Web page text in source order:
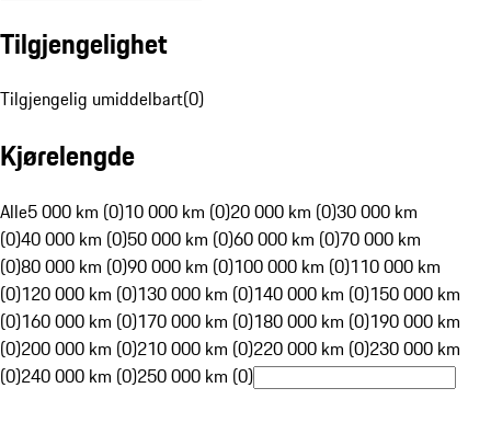
Tilgjengelighet
Tilgjengelig umiddelbart(0)
Kjørelengde
Alle5 000 km (0)10 000 km (0)20 000 km (0)30 000 km
(0)40 000 km (0)50 000 km (0)60 000 km (0)70 000 km
(0)80 000 km (0)90 000 km (0)100 000 km (0)110 000 km
(0)120 000 km (0)130 000 km (0)140 000 km (0)150 000 km
(0)160 000 km (0)170 000 km (0)180 000 km (0)190 000 km
(0)200 000 km (0)210 000 km (0)220 000 km (0)230 000 km
(0)240 000 km (0)250 000 km (0)